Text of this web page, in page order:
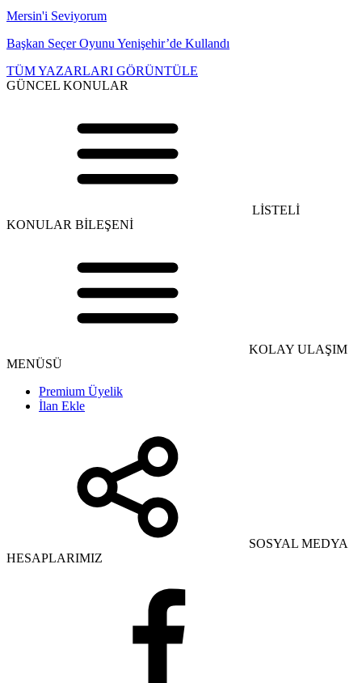
Mersin'i Seviyorum
Başkan Seçer Oyunu Yenişehir’de Kullandı
TÜM YAZARLARI GÖRÜNTÜLE
GÜNCEL KONULAR
LİSTELİ
KONULAR BİLEŞENİ
KOLAY ULAŞIM
MENÜSÜ
Premium Üyelik
İlan Ekle
SOSYAL MEDYA
HESAPLARIMIZ